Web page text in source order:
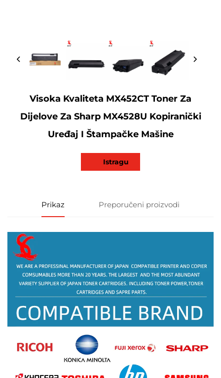
Visoka Kvaliteta MX452CT Toner Za
Dijelove Za Sharp MX4528U Kopiranički
Uređaj I Štampačke Mašine
Istragu
Prikaz Preporučeni proizvodi